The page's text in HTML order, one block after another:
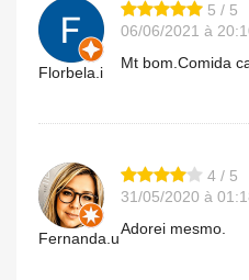
Florbela.i
5 / 5
06/06/2021 à
Mt bom.Comida
Fernanda.u
4 / 5
31/05/2020 à
Adorei mesmo.